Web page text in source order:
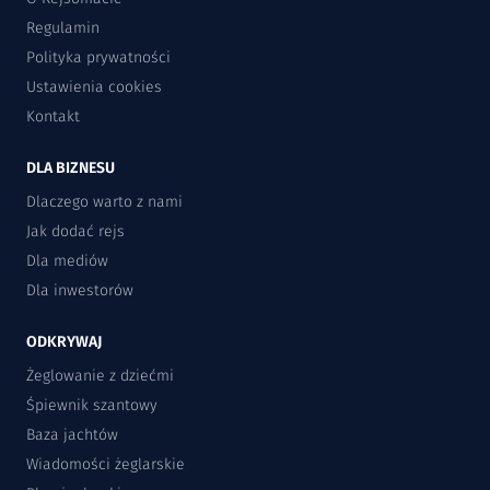
Regulamin
Polityka prywatności
Ustawienia cookies
Kontakt
DLA BIZNESU
Dlaczego warto z nami
Jak dodać rejs
Dla mediów
Dla inwestorów
ODKRYWAJ
Żeglowanie z dziećmi
Śpiewnik szantowy
Baza jachtów
Wiadomości żeglarskie